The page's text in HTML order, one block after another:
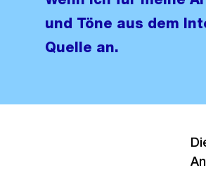
und Töne aus dem
Quelle an.